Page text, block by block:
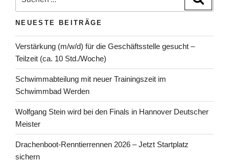
nach:
NEUESTE BEITRÄGE
Verstärkung (m/w/d) für die Geschäftsstelle gesucht –
Teilzeit (ca. 10 Std./Woche)
Schwimmabteilung mit neuer Trainingszeit im
Schwimmbad Werden
Wolfgang Stein wird bei den Finals in Hannover Deutscher
Meister
Drachenboot-Renntierrennen 2026 – Jetzt Startplatz
sichern